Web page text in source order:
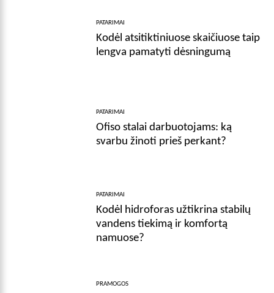
PATARIMAI
Kodėl atsitiktiniuose skaičiuose taip
lengva pamatyti dėsningumą
PATARIMAI
Ofiso stalai darbuotojams: ką
svarbu žinoti prieš perkant?
PATARIMAI
Kodėl hidroforas užtikrina stabilų
vandens tiekimą ir komfortą
namuose?
PRAMOGOS